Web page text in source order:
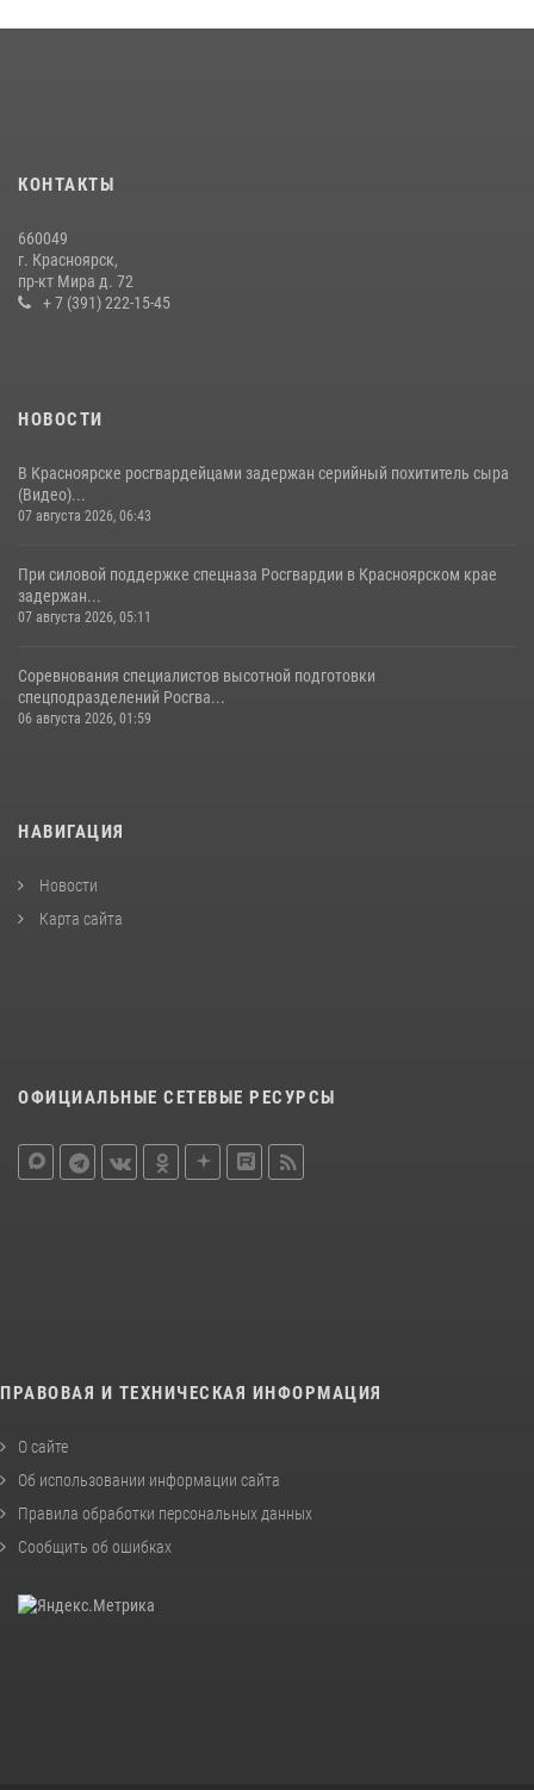
Красноярскому краю.
10 июля 2026, 06:21
КОНТАКТЫ
660049
г. Красноярск,
пр-кт Мира д. 72
+ 7 (391) 222-15-45
НОВОСТИ
В Красноярске росгвардейцами задержан серийный похититель сыра
(Видео)...
07 августа 2026, 06:43
При силовой поддержке спецназа Росгвардии в Красноярском крае
задержан...
07 августа 2026, 05:11
Соревнования специалистов высотной подготовки
спецподразделений Росгва...
06 августа 2026, 01:59
НАВИГАЦИЯ
Новости
Карта сайта
ОФИЦИАЛЬНЫЕ СЕТЕВЫЕ РЕСУРСЫ
ПРАВОВАЯ И ТЕХНИЧЕСКАЯ ИНФОРМАЦИЯ
О сайте
Об использовании информации сайта
Правила обработки персональных данных
Сообщить об ошибках